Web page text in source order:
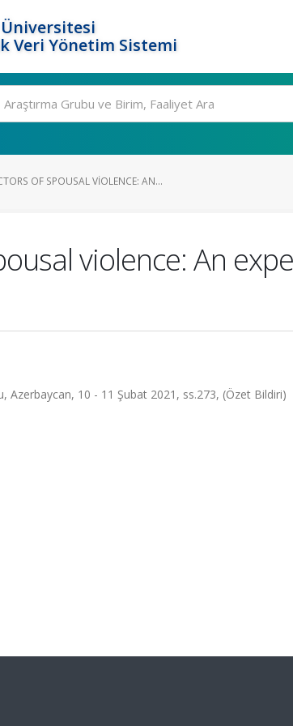
Veri Yönetim Sistemi
OF SPOUSAL VIOLENCE: AN...
violence: An
10 - 11 Şubat 2021, ss.273, (Özet Bildiri)